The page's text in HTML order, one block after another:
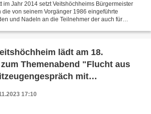
im Jahr 2014 setzt Veitshöchheims Bürgermeister
von seinem Vorgänger 1986 eingeführte
und Nadeln an die Teilnehmer der auch für
lädt am 18.
Themenabend "Flucht aus
17:10